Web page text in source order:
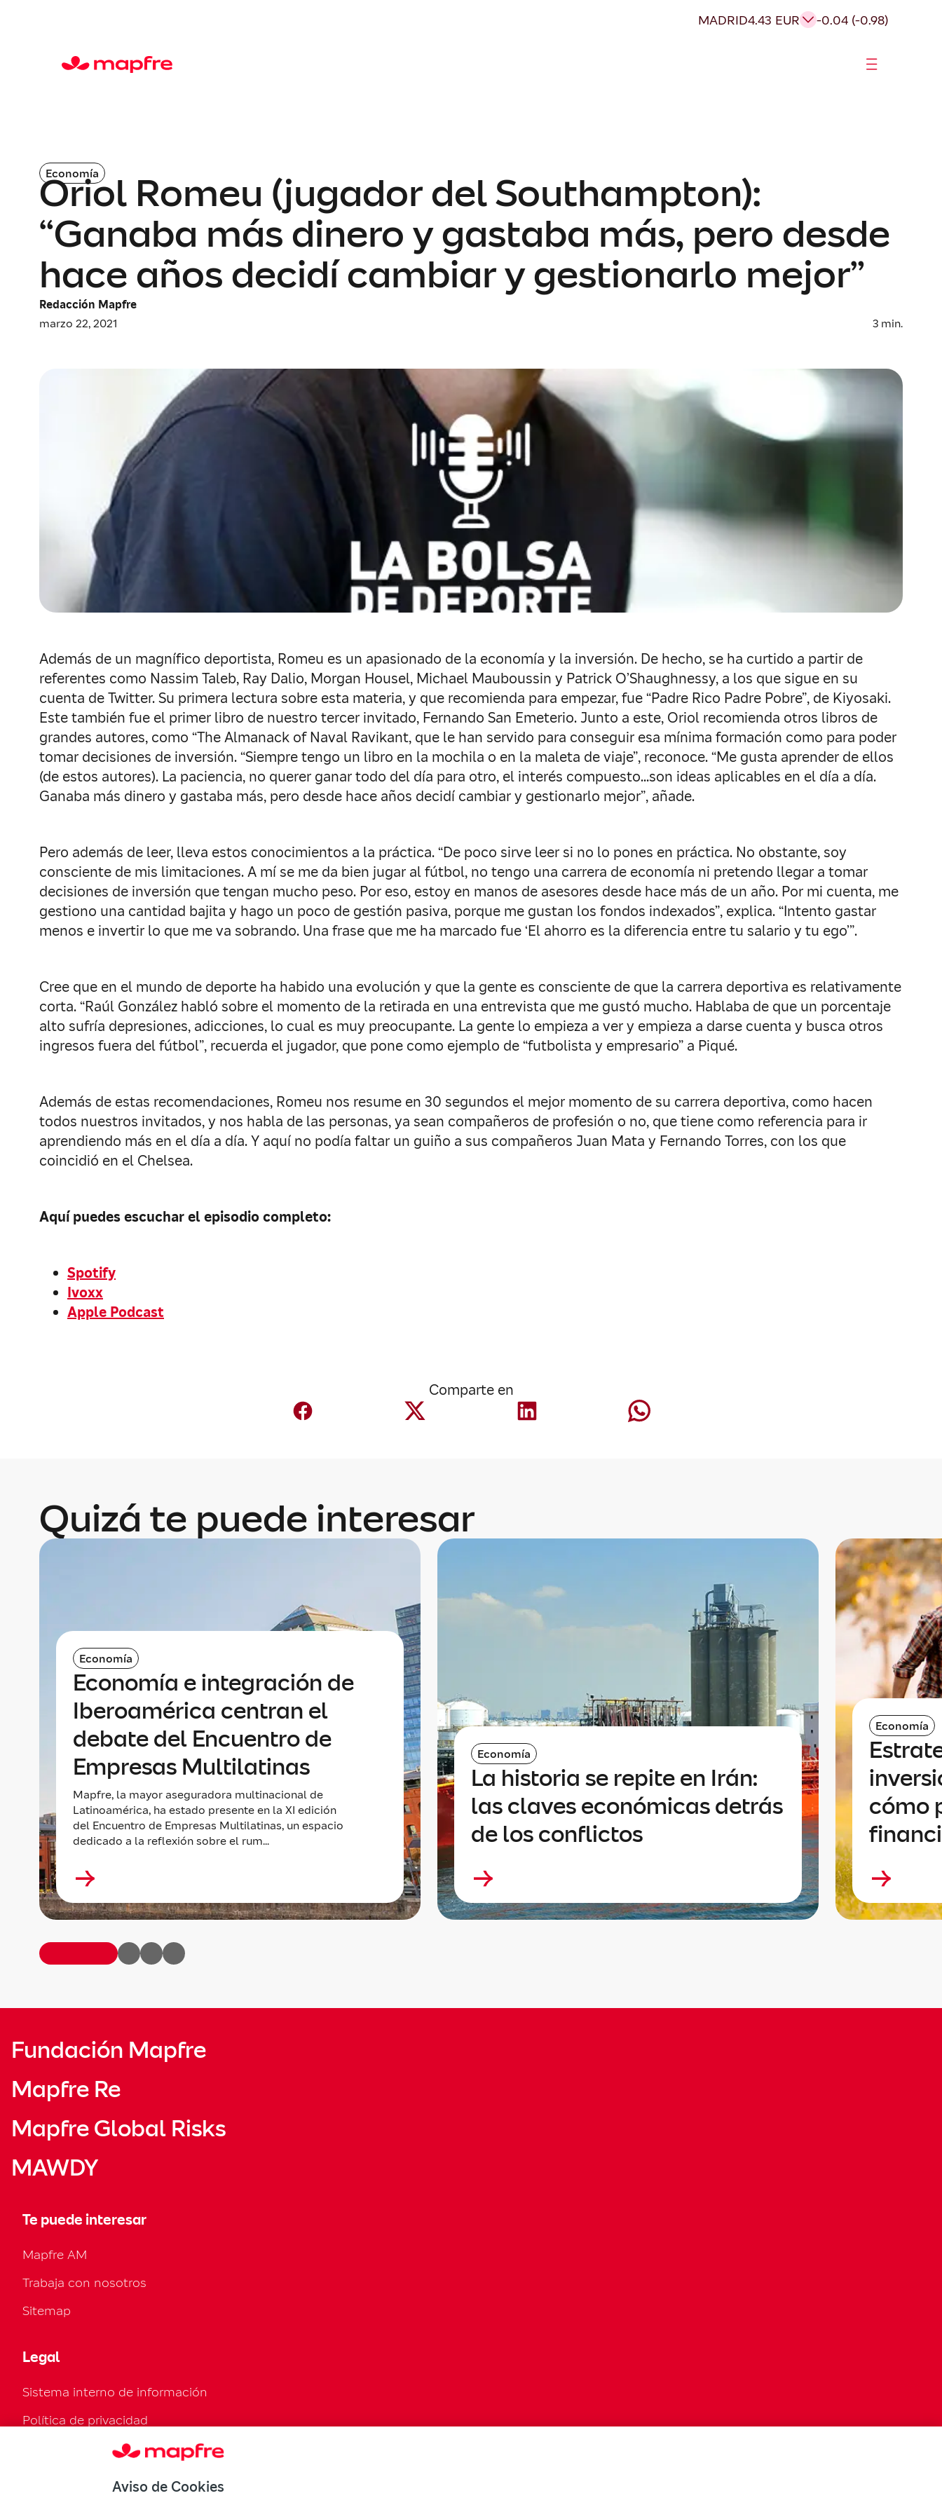
MADRID4.43 EUR -0.04 (-0.98)
Economía
Oriol Romeu (jugador del Southampton):
“Ganaba más dinero y gastaba más, pero desde
hace años decidí cambiar y gestionarlo mejor”
Redacción Mapfre
marzo 22, 2021
3 min.
Además de un magnífico deportista, Romeu es un apasionado de la economía y la inversión. De hecho, se ha curtido a partir de
referentes como Nassim Taleb, Ray Dalio, Morgan Housel, Michael Mauboussin y Patrick O’Shaughnessy, a los que sigue en su
cuenta de Twitter. Su primera lectura sobre esta materia, y que recomienda para empezar, fue “Padre Rico Padre Pobre”, de Kiyosaki.
Este también fue el primer libro de nuestro tercer invitado, Fernando San Emeterio. Junto a este, Oriol recomienda otros libros de
grandes autores, como “The Almanack of Naval Ravikant, que le han servido para conseguir esa mínima formación como para poder
tomar decisiones de inversión. “Siempre tengo un libro en la mochila o en la maleta de viaje”, reconoce. “Me gusta aprender de ellos
(de estos autores). La paciencia, no querer ganar todo del día para otro, el interés compuesto…son ideas aplicables en el día a día.
Ganaba más dinero y gastaba más, pero desde hace años decidí cambiar y gestionarlo mejor”, añade.
Pero además de leer, lleva estos conocimientos a la práctica. “De poco sirve leer si no lo pones en práctica. No obstante, soy
consciente de mis limitaciones. A mí se me da bien jugar al fútbol, no tengo una carrera de economía ni pretendo llegar a tomar
decisiones de inversión que tengan mucho peso. Por eso, estoy en manos de asesores desde hace más de un año. Por mi cuenta, me
gestiono una cantidad bajita y hago un poco de gestión pasiva, porque me gustan los fondos indexados”, explica. “Intento gastar
menos e invertir lo que me va sobrando. Una frase que me ha marcado fue ‘El ahorro es la diferencia entre tu salario y tu ego’”.
Cree que en el mundo de deporte ha habido una evolución y que la gente es consciente de que la carrera deportiva es relativamente
corta. “Raúl González habló sobre el momento de la retirada en una entrevista que me gustó mucho. Hablaba de que un porcentaje
alto sufría depresiones, adicciones, lo cual es muy preocupante. La gente lo empieza a ver y empieza a darse cuenta y busca otros
ingresos fuera del fútbol”, recuerda el jugador, que pone como ejemplo de “futbolista y empresario” a Piqué.
Además de estas recomendaciones, Romeu nos resume en 30 segundos el mejor momento de su carrera deportiva, como hacen
todos nuestros invitados, y nos habla de las personas, ya sean compañeros de profesión o no, que tiene como referencia para ir
aprendiendo más en el día a día. Y aquí no podía faltar un guiño a sus compañeros Juan Mata y Fernando Torres, con los que
coincidió en el Chelsea.
Aquí puedes escuchar el episodio completo:
Spotify
Ivoxx
Apple Podcast
Comparte en
Quizá te puede interesar
Economía
Economía e integración de
Iberoamérica centran el
debate del Encuentro de
Empresas Multilatinas
Mapfre, la mayor aseguradora multinacional de
Latinoamérica, ha estado presente en la XI edición
del Encuentro de Empresas Multilatinas, un espacio
dedicado a la reflexión sobre el rum...
Economía
La historia se repite en Irán:
las claves económicas detrás
de los conflictos
Economía
cómo
Fundación Mapfre
Mapfre Re
Mapfre Global Risks
MAWDY
Te puede interesar
Mapfre AM
Trabaja con nosotros
Sitemap
Legal
Sistema interno de información
Política de privacidad
Política de cookies
Aviso de Cookies